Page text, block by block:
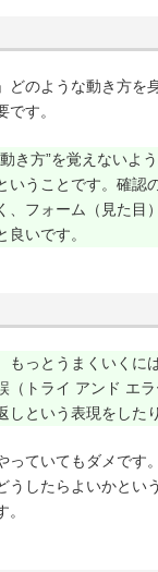
どのような動き方を
す。
き方”を覚えないよ
いうことです。確認
、フォーム（見た目
いです。
もっとうまくいくに
（トライ アンド エ
しという表現をした
ていてもダメです
うしたらよいかとい